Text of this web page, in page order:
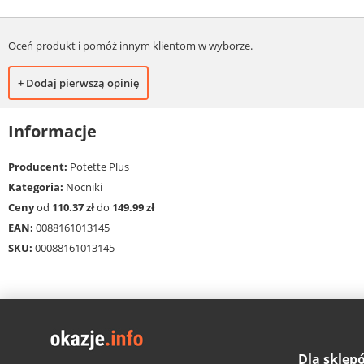
Oceń produkt i pomóż innym klientom w wyborze.
+ Dodaj pierwszą opinię
Informacje
Producent: Potette Plus
Kategoria: Nocniki
Cenyod 110.37 złdo 149.99 zł
EAN: 0088161013145
SKU: 00088161013145
Dla